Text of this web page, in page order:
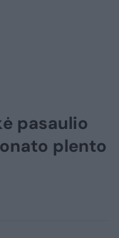
pasaulio
plento